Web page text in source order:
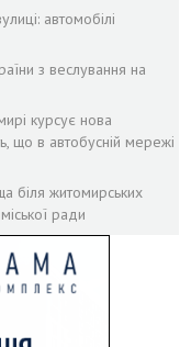
автомобілі
з веслування на
курсує нова
що в автобусній мережі
біля житомирських
ради